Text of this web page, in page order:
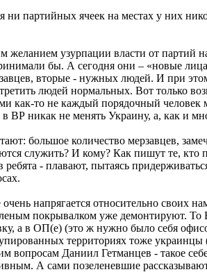
партийных ячеек на местах у них
узурпации власти от партий
бы. А сегодня они – «новые
вторые - нужных людей. И при
людей нормальных. Вот только
как-то не каждый порядочный
ВР никак не менять Украину, а, как и
большое количество мерзавцев,
служить? И кому? Как пишут те,
- плавают, пытаясь
напрягается относительно
покрывалком уже демонтируют. То
а в ОП(е) (это ж нужно было себя
территориях тоже
вопросам Даниил Гетманцев - такое
А сами позеленевшие